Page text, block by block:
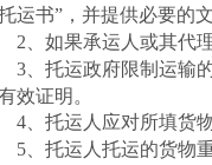
运书” ，并提供必要的
2 、如果承运人或其代
3 、托运政府限制运输
效证明。
4 、托运人应对所填货
5 、托运人托运的货物